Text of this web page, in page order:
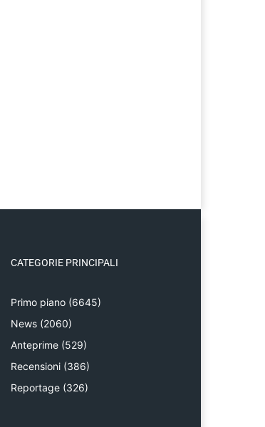
CATEGORIE PRINCIPALI
Primo piano (6645)
News (2060)
Anteprime (529)
Recensioni (386)
Reportage (326)